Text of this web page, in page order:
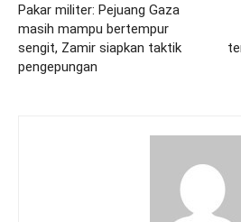
Pakar militer: Pejuang Gaza
masih mampu bertempur
sengit, Zamir siapkan taktik
pengepungan